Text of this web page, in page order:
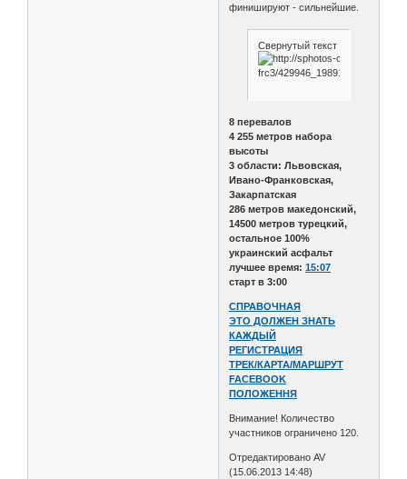
финишируют - сильнейшие.
Свернутый текст
8 перевалов
4 255 метров набора
высоты
3 области: Львовская,
Ивано-Франковская,
Закарпатская
286 метров македонский,
14500 метров турецкий,
остальное 100%
украинский асфальт
лучшее время:15:07
старт в 3:00
СПРАВОЧНАЯ
ЭТО ДОЛЖЕН ЗНАТЬ
КАЖДЫЙ
РЕГИСТРАЦИЯ
ТРЕК/КАРТА/МАРШРУТ
FACEBOOK
ПОЛОЖЕННЯ
Внимание! Количество
участников ограничено 120.
Отредактировано AV
(15.06.2013 14:48)